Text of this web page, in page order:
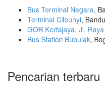
Bus Terminal Negara,
Terminal Cileunyi,
GOR Kertajaya, Jl.
Bus Station Bubulak,
Pencarian terbaru